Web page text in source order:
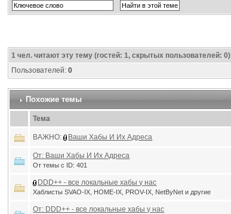
1 чел. читают эту тему (гостей: 1, скрытых пользователей: 0)
Пользователей:0
Похожие темы
Тема
ВАЖНО: Ваши Хабы И Их Адреса
От: Ваши Хабы И Их Адреса
От темы с ID: 401
DDD++ - все локальные хабы у нас
Хаблисты SVAO-IX, HOME-IX, PROV-IX, NetByNet и другие
От: DDD++ - все локальные хабы у нас